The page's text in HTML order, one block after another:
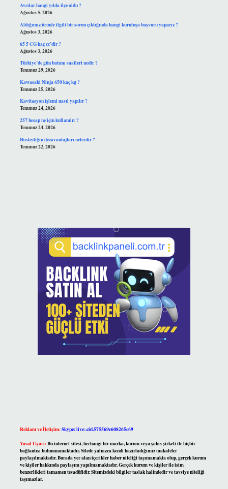
Avcılar hangi yılda ilçe oldu ?
Ağustos 5, 2026
Aldığımız ürünle ilgili bir sorun çıktığında hangi kuruluşa başvuru yaparız ?
Ağustos 3, 2026
65 5 CG kaç cc’dir ?
Ağustos 3, 2026
Türkiye’de gün batımı saatleri nedir ?
Temmuz 29, 2026
Kawasaki Ninja 650 kaç kg ?
Temmuz 25, 2026
Kavitasyon işlemi nasıl yapılır ?
Temmuz 24, 2026
257 hesap ne için kullanılır ?
Temmuz 24, 2026
Hostesliğin dezavantajları nelerdir ?
Temmuz 22, 2026
Reklam ve İletişim:Skype: live:.cid.575569c608265c69
Yasal Uyarı:Bu internet sitesi, herhangi bir marka, kurum veya şahıs şirketi ile hiçbir
bağlantısı bulunmamaktadır. Sitede yalnızca kendi hazırladığımız makaleler
paylaşılmaktadır. Burada yer alan içerikler haber niteliği taşımamakta olup, gerçek kurum
ve kişiler hakkında paylaşım yapılmamaktadır. Gerçek kurum ve kişiler ile isim
benzerlikleri tamamen tesadüfidir. Sitemizdeki bilgiler taslak halindedir ve tavsiye niteliği
taşımazlar.